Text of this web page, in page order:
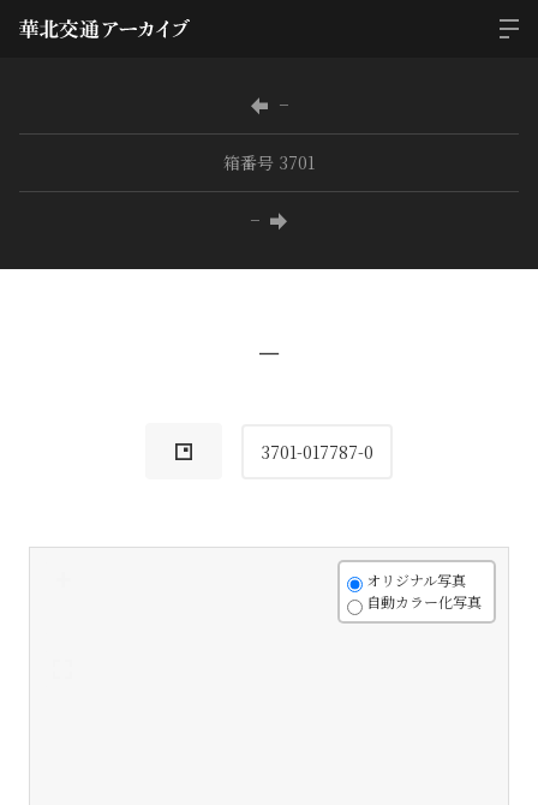
−
箱番号 3701
−
−
3701-017787-0
オリジナル写真
自動カラー化写真